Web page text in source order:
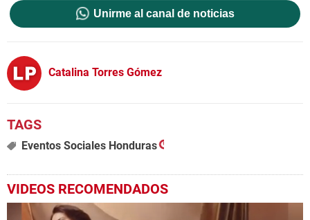
Unirme al canal de noticias
Catalina Torres Gómez
Eventos Sociales Honduras
VIDEOS RECOMENDADOS